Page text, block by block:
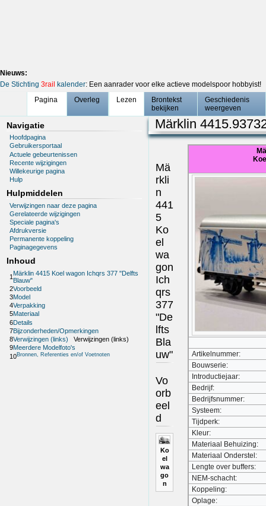
Nieuws:
De Stichting 3rail kalender: Een aanrader voor elke actieve modelspoor hobbyist!
Pagina
Overleg Lezen
Brontekst
bekijken
Geschiedenis
weergeven
Navigatie
Hoofdpagina
Gebruikersportaal
Actuele gebeurtenissen
Recente wijzigingen
Willekeurige pagina
Hulp
Hulpmiddelen
Verwijzingen naar deze pagina
Gerelateerde wijzigingen
Speciale pagina's
Afdrukversie
Permanente koppeling
Paginagegevens
Inhoud
1 Märklin 4415 Koel wagon Ichqrs 377 "Delfts
Blauw"
2Voorbeeld
3Model
4Verpakking
5Materiaal
6Details
7Bijzonderheden/Opmerkingen
8Verwijzingen (links)
Verwijzingen (links)
9Meerdere Modelfoto's
10Bronnen, Referenties en/of Voetnoten
Märklin
Artikelnummer:
Bouwserie:
Introductiejaar:
Bedrijf:
Bedrijfsnummer:
Systeem:
Tijdperk:
Kleur:
Materiaal Behuizing:
Materiaal Onderstel:
Lengte over buffers:
NEM-schacht:
Koppeling:
Oplage:
Mä
rkli
n
441
5
Ko
el
wa
gon
Ich
qrs
377
"De
lfts
Bla
uw"
Vo
orb
eel
d
Ko
el
wa
go
n